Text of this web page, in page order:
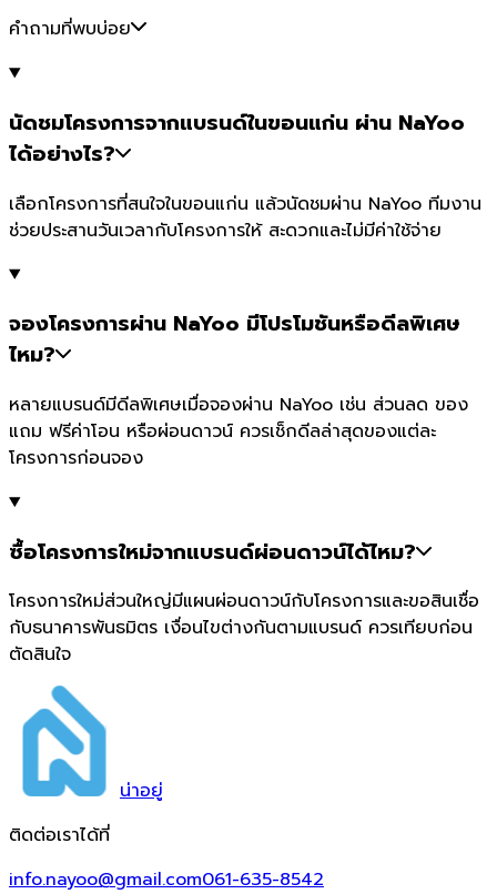
คำถามที่พบบ่อย
นัดชมโครงการจากแบรนด์ในขอนแก่น ผ่าน NaYoo
ได้อย่างไร?
เลือกโครงการที่สนใจในขอนแก่น แล้วนัดชมผ่าน NaYoo ทีมงาน
ช่วยประสานวันเวลากับโครงการให้ สะดวกและไม่มีค่าใช้จ่าย
จองโครงการผ่าน NaYoo มีโปรโมชันหรือดีลพิเศษ
ไหม?
หลายแบรนด์มีดีลพิเศษเมื่อจองผ่าน NaYoo เช่น ส่วนลด ของ
แถม ฟรีค่าโอน หรือผ่อนดาวน์ ควรเช็กดีลล่าสุดของแต่ละ
โครงการก่อนจอง
ซื้อโครงการใหม่จากแบรนด์ผ่อนดาวน์ได้ไหม?
โครงการใหม่ส่วนใหญ่มีแผนผ่อนดาวน์กับโครงการและขอสินเชื่อ
กับธนาคารพันธมิตร เงื่อนไขต่างกันตามแบรนด์ ควรเทียบก่อน
ตัดสินใจ
น่าอยู่
ติดต่อเราได้ที่
info.nayoo@gmail.com061-635-8542